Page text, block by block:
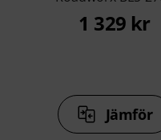
1 329 kr
Jämför